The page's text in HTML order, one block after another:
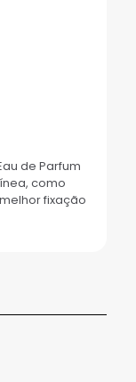
de Parfum
como
fixação